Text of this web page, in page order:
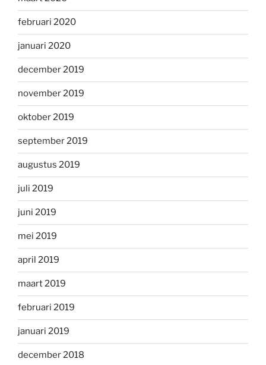
februari 2020
januari 2020
december 2019
november 2019
oktober 2019
september 2019
augustus 2019
juli 2019
juni 2019
mei 2019
april 2019
maart 2019
februari 2019
januari 2019
december 2018